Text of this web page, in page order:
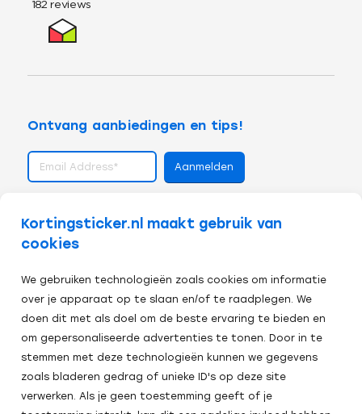
Kortingsticker.nl maakt gebruik van
cookies
We gebruiken technologieën zoals cookies om informatie
over je apparaat op te slaan en/of te raadplegen. We
doen dit met als doel om de beste ervaring te bieden en
om gepersonaliseerde advertenties te tonen. Door in te
stemmen met deze technologieën kunnen we gegevens
zoals bladeren gedrag of unieke ID's op deze site
verwerken. Als je geen toestemming geeft of je
Ontvang aanbiedingen en tips!